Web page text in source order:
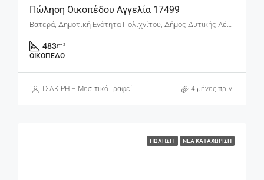
Πώληση Οικοπέδου Αγγελία 17499
Βατερά, Δημοτική Ενότητα Πολιχνίτου, Δήμος Δυτικής Λέσβου, Περιφερειακή Ενότητα Λέσβου, Περιφέρεια Βόρειου Αιγαίου, Αποκεντρωμένη Διοίκηση Αιγαίου, 813 00, Ελλάδα
483m²
ΟΙΚΌΠΕΔΟ
ΤΣΑΚΙΡΗ – Μεσιτικό Γραφείο 4 μήνες πριν
ΠΏΛΗΣΗ ΝΈΑ ΚΑΤΑΧΏΡΙΣΗ